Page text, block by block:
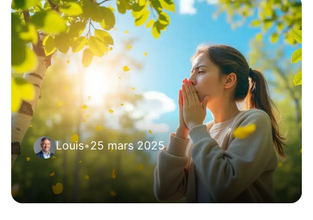
Louis•25 mars 2025